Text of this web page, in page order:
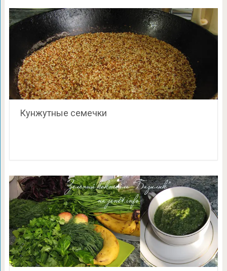
Кунжутные семечки